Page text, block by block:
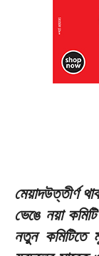
মেয়াদউত্তীর্ণ
ভেঙে নয়া
নতুন কমিটিতে